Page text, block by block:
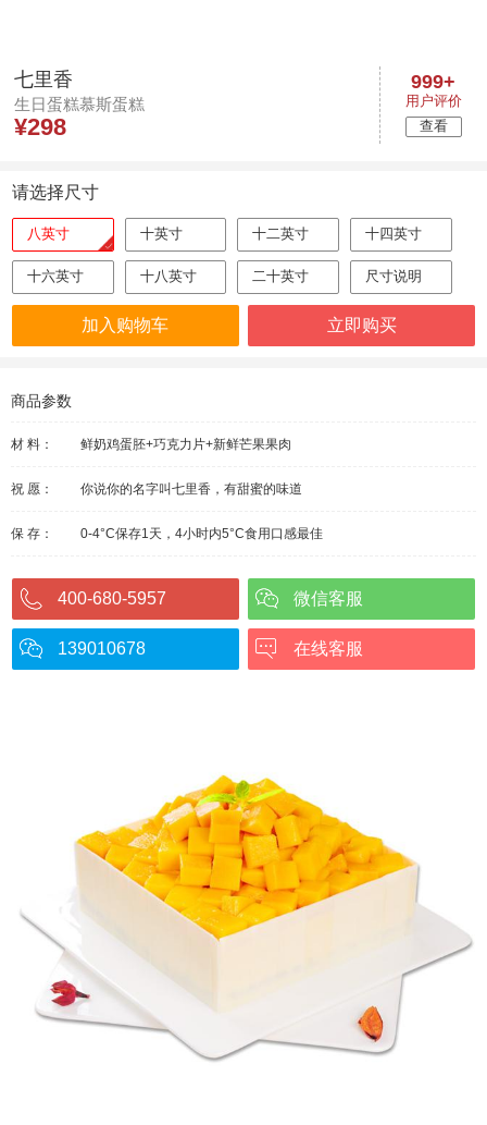
七里香
生日蛋糕慕斯蛋糕
¥298
999+
用户评价
查看
请选择尺寸
八英寸 十英寸 十二英寸 十四英寸
十六英寸 十八英寸 二十英寸 尺寸说明
加入购物车 立即购买
商品参数
材 料： 鲜奶鸡蛋胚+巧克力片+新鲜芒果果肉
祝 愿： 你说你的名字叫七里香，有甜蜜的味道
保 存： 0-4°C保存1天，4小时内5°C食用口感最佳
微信客服
400-680-5957
在线客服
139010678